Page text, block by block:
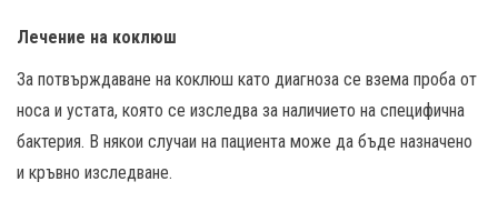
Лечение на коклюш
За потвърждаване на коклюш като диагноза се взема проба от
носа и устата, която се изследва за наличието на специфична
бактерия. В някои случаи на пациента може да бъде назначено
и кръвно изследване.